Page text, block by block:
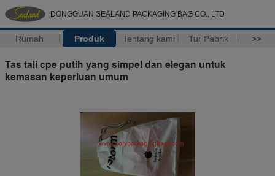
DONGGUAN SEALAND PACKAGING BAG CO., LTD
Rumah Produk Tentang kami Tur Pabrik >>
Tas tali cpe putih yang simpel dan elegan untuk
kemasan keperluan umum